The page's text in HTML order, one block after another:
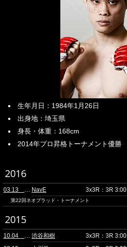
生年月日：1984年1月26日
出身地：埼玉県
身長・体重：168cm
2014年プロ昇格トーナメント優勝
2016
03.13 ディファ有明 NavE 3x3R：3R 3:00
第22回ネオブラッド・トーナメント
2015
10.04 ディファ有明 渋谷和樹 3x3R：3R 3:00